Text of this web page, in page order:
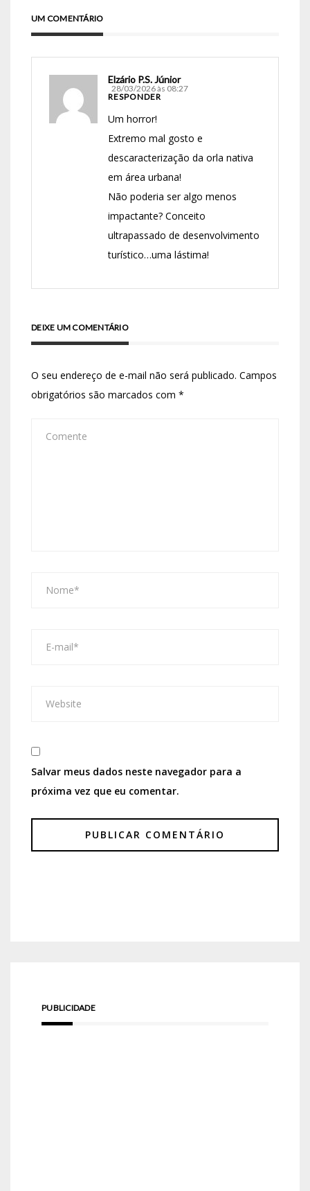
UM COMENTÁRIO
Elzário P.S. Júnior
28/03/2026 às 08:27
RESPONDER
Um horror!
Extremo mal gosto e
descaracterização da orla nativa
em área urbana!
Não poderia ser algo menos
impactante? Conceito
ultrapassado de desenvolvimento
turístico…uma lástima!
DEIXE UM COMENTÁRIO
O seu endereço de e-mail não será publicado. Campos
obrigatórios são marcados com *
Salvar meus dados neste navegador para a
próxima vez que eu comentar.
PUBLICIDADE